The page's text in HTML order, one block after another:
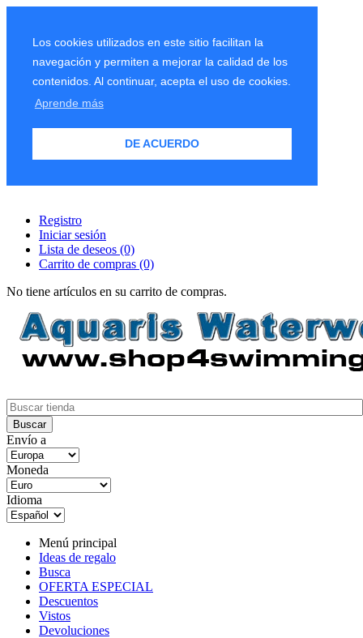
Los cookies utilizados en este sitio facilitan la
navegación y permiten a mejorar la calidad de los
contenidos. Al continuar, acepta el uso de cookies.
Aprende más
DE ACUERDO
Registro
Iniciar sesión
Lista de deseos (0)
Carrito de compras (0)
No tiene artículos en su carrito de compras.
Envío a
Moneda
Idioma
Menú principal
Ideas de regalo
Busca
OFERTA ESPECIAL
Descuentos
Vistos
Devoluciones